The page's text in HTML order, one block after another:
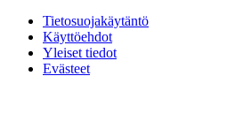
Tietosuojakäytäntö
Käyttöehdot
Yleiset tiedot
Evästeet